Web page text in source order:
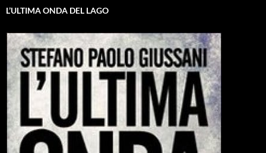
L’ULTIMA ONDA DEL LAGO